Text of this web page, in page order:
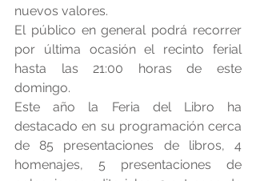
nuevos valores.
El público en general podrá recorrer
por última ocasión el recinto ferial
hasta las 21:00 horas de este
domingo.
Este año la Feria del Libro ha
destacado en su programación cerca
de 85 presentaciones de libros, 4
homenajes, 5 presentaciones de